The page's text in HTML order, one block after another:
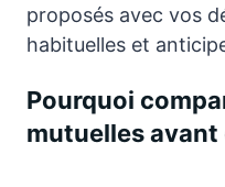
proposés avec vos
habituelles et
Pourquoi
mutuelles avant